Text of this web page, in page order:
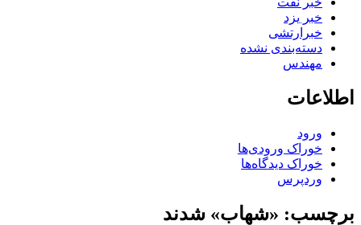
خبر یزد
خبرارتشی
دسته‌بندی نشده
مهندس
اطلاعات
ورود
خوراک ورودی‌ها
خوراک دیدگاه‌ها
وردپرس
برچسب: «شهاب» شدند